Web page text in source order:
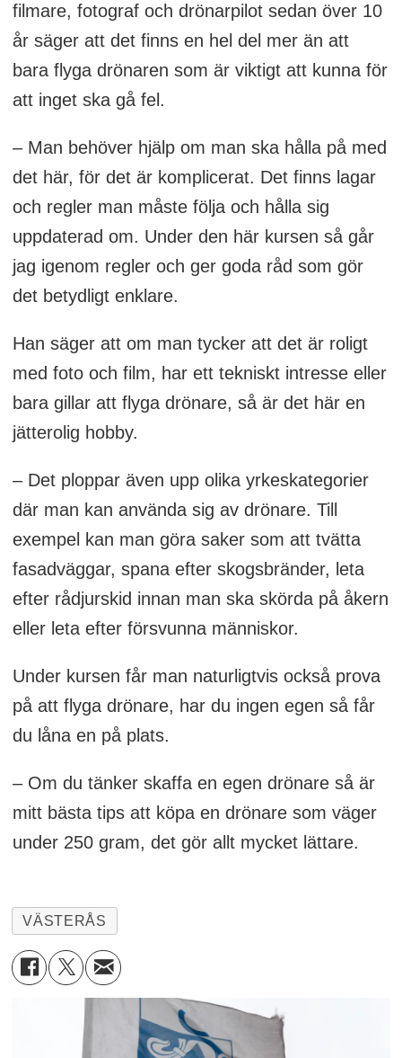
Kontakt/anmälan:
bo.lundvang@gmail.com
filmare, fotograf och drönarpilot sedan över 10
år säger att det finns en hel del mer än att
bara flyga drönaren som är viktigt att kunna för
att inget ska gå fel.
– Man behöver hjälp om man ska hålla på med
det här, för det är komplicerat. Det finns lagar
och regler man måste följa och hålla sig
uppdaterad om. Under den här kursen så går
jag igenom regler och ger goda råd som gör
det betydligt enklare.
Han säger att om man tycker att det är roligt
med foto och film, har ett tekniskt intresse eller
bara gillar att flyga drönare, så är det här en
jätterolig hobby.
– Det ploppar även upp olika yrkeskategorier
där man kan använda sig av drönare. Till
exempel kan man göra saker som att tvätta
fasadväggar, spana efter skogsbränder, leta
efter rådjurskid innan man ska skörda på åkern
eller leta efter försvunna människor.
Under kursen får man naturligtvis också prova
på att flyga drönare, har du ingen egen så får
du låna en på plats.
– Om du tänker skaffa en egen drönare så är
mitt bästa tips att köpa en drönare som väger
under 250 gram, det gör allt mycket lättare.
VÄSTERÅS